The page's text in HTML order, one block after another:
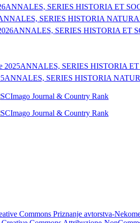
ANNALES, SERIES HISTORIA ET
SERIES HISTORIA
ANNALES, SERIES HISTORIA ET
2025ANNALES, SERIES HISTORIA
ANNALES, SERIES HISTORIA
Commons Priznanje avtorstva-